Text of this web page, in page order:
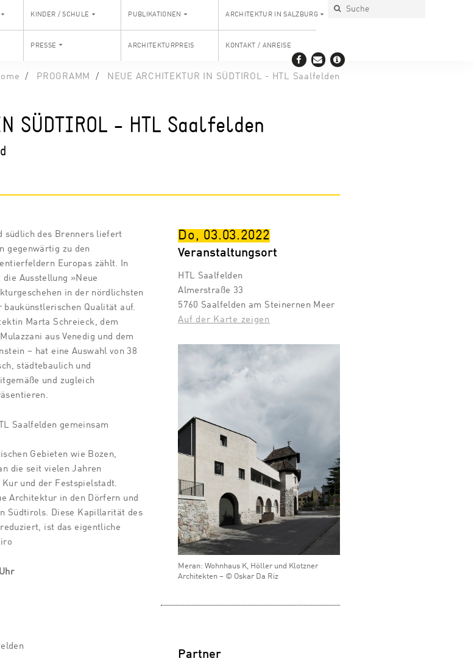
KINDER / SCHULE PUBLIKATIONEN ARCHITEKTUR IN SALZBURG
PRESSE ARCHITEKTURPREIS KONTAKT / ANREISE
PROGRAMM NEUE ARCHITEKTUR IN SÜDTIROL - HTL Saalfelden
SÜDTIROL - HTL Saalfelden
Do, 03.03.2022
Veranstaltungsort
HTL Saalfelden
Almerstraße 33
5760 Saalfelden am Steinernen Meer
Auf der Karte zeigen
Meran: Wohnhaus K, Höller und Klotzner
Architekten – © Oskar Da Riz
südlich des Brenners liefert
gegenwärtig zu den
Europas zählt. In
Ausstellung »Neue
in der nördlichsten
Qualität auf.
Marta Schreieck, dem
aus Venedig und dem
– hat eine Auswahl von 38
städtebaulich und
und zugleich
Saalfelden gemeinsam
Gebieten wie Bozen,
die seit vielen Jahren
und der Festspielstadt.
Architektur in den Dörfern und
Südtirols. Diese Kapillarität des
ist das eigentliche
Partner